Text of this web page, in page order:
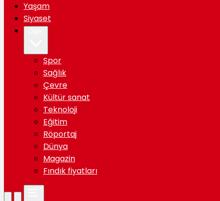
Yaşam
Siyaset
Spor
Sağlık
Çevre
Kültür sanat
Teknoloji
Eğitim
Röportaj
Dünya
Magazin
Fındık fiyatları